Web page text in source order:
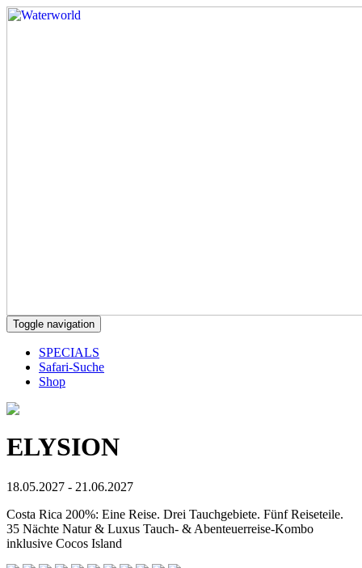
Toggle navigation
SPECIALS
Safari-Suche
Shop
ELYSION
18.05.2027 - 21.06.2027
Costa Rica 200%: Eine Reise. Drei Tauchgebiete. Fünf Reiseteile.
35 Nächte Natur & Luxus Tauch- & Abenteuerreise-Kombo
inklusive Cocos Island